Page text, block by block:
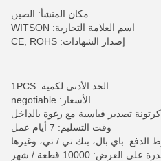
مكان المنشأ: الصين
اسم العلامة التجارية: WITSON
إصدار الشهادات: CE, ROHS
الحد الأدنى لكمية: 1PCS
الأسعار: negotiable
تصدير قياسية مع رغوة بالداخل
وقت التسليم: 7 أيام عمل
الدفع: باي بال، بنك تي / تي، وغيرها
على العرض: 10000 قطعة / شهر